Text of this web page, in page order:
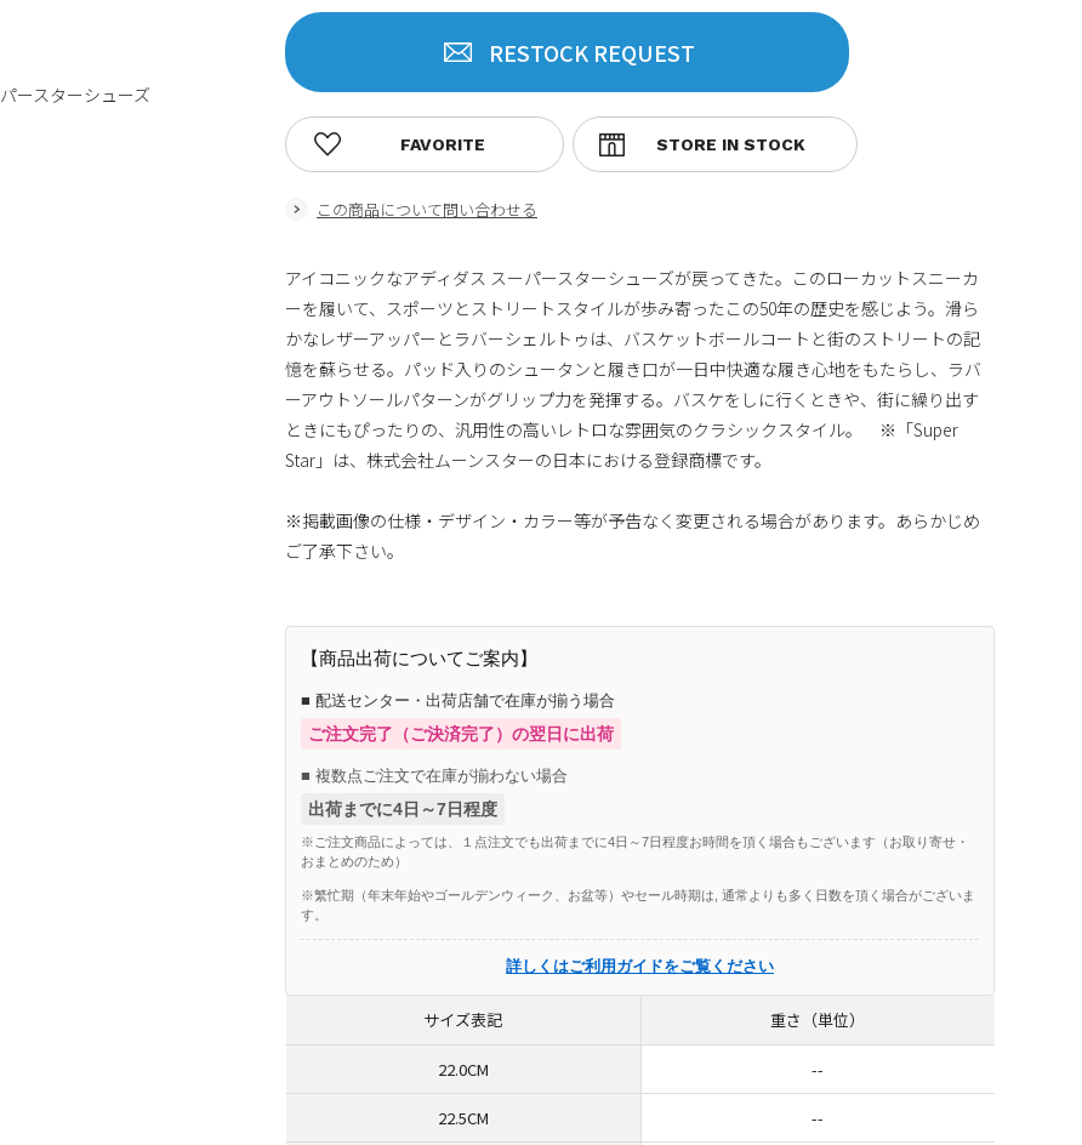
ースターシューズ
RESTOCK REQUEST
この商品について問い合わせる
FAVORITE
アイコニックなアディダス スーパースターシューズが戻ってきた。このローカットスニーカ
ーを履いて、スポーツとストリートスタイルが歩み寄ったこの50年の歴史を感じよう。滑ら
かなレザーアッパーとラバーシェルトゥは、バスケットボールコートと街のストリートの記
憶を蘇らせる。パッド入りのシュータンと履き口が一日中快適な履き心地をもたらし、ラバ
ーアウトソールパターンがグリップ力を発揮する。バスケをしに行くときや、街に繰り出す
ときにもぴったりの、汎用性の高いレトロな雰囲気のクラシックスタイル。 ※「Super
Star」は、株式会社ムーンスターの日本における登録商標です。
※掲載画像の仕様・デザイン・カラー等が予告なく変更される場合があります。あらかじめ
ご了承下さい。
【商品出荷についてご案内】
■ 配送センター・出荷店舗で在庫が揃う場合
ご注文完了（ご決済完了）の翌日に出荷
■ 複数点ご注文で在庫が揃わない場合
出荷までに4日～7日程度
※ご注文商品によっては、１点注文でも出荷までに4日～7日程度お時間を頂く場合もございます（お取り寄せ・
おまとめのため）
※繁忙期（年末年始やゴールデンウィーク、お盆等）やセール時期は, 通常よりも多く日数を頂く場合がございま
す。
詳しくはご利用ガイドをご覧ください
サイズ表記 重さ（単位）
22.0CM --
22.5CM --